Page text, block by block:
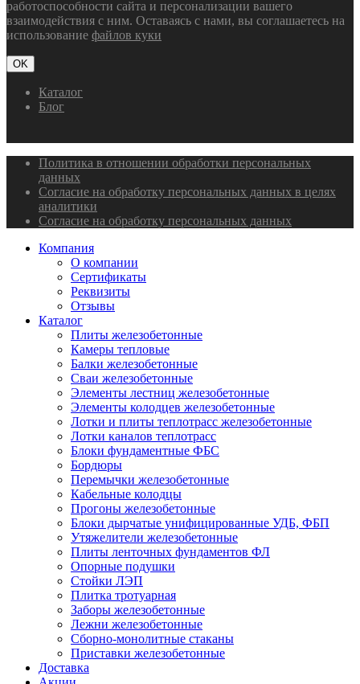
работоспособности сайта и персонализации вашего
взаимодействия с ним. Оставаясь с нами, вы соглашаетесь на
использование файлов куки
OK
Каталог
Блог
Политика в отношении обработки персональных
данных
Согласие на обработку персональных данных в целях
аналитики
Согласие на обработку персональных данных
Компания
О компании
Сертификаты
Реквизиты
Отзывы
Каталог
Плиты железобетонные
Камеры тепловые
Балки железобетонные
Сваи железобетонные
Элементы лестниц железобетонные
Элементы колодцев железобетонные
Лотки и плиты теплотрасс железобетонные
Лотки каналов теплотрасс
Блоки фундаментные ФБС
Бордюры
Перемычки железобетонные
Кабельные колодцы
Прогоны железобетонные
Блоки дырчатые унифицированные УДБ, ФБП
Утяжелители железобетонные
Плиты ленточных фундаментов ФЛ
Опорные подушки
Стойки ЛЭП
Плитка тротуарная
Заборы железобетонные
Лежни железобетонные
Сборно-монолитные стаканы
Приставки железобетонные
Доставка